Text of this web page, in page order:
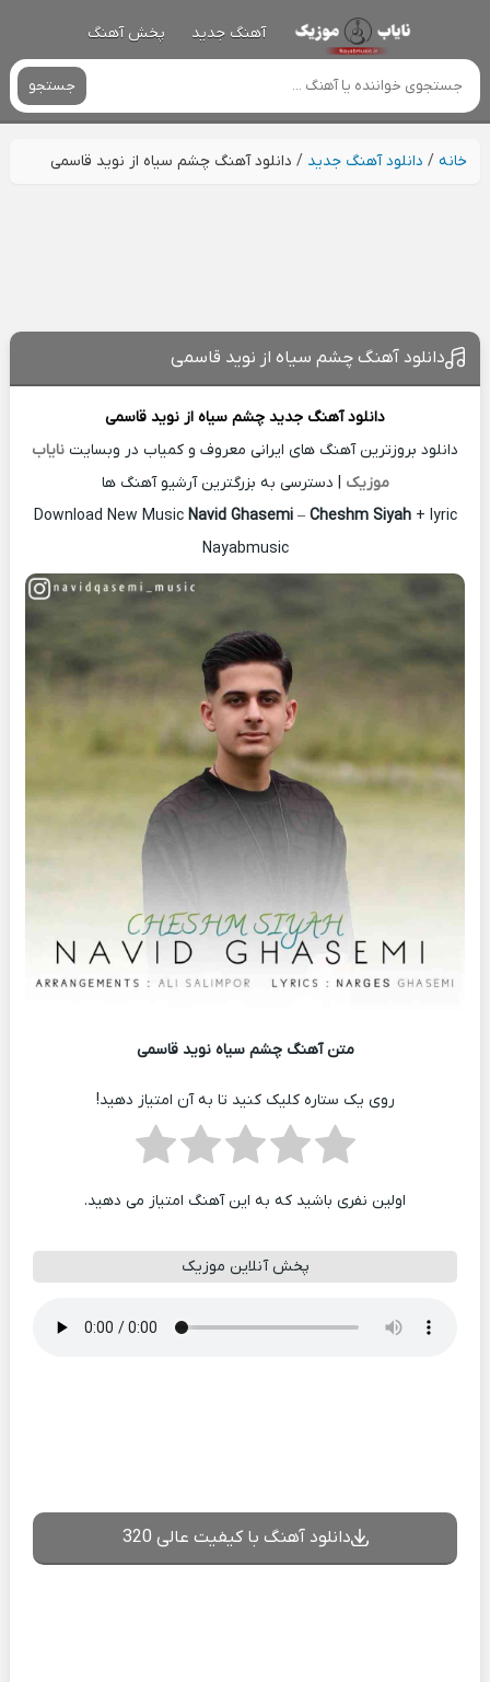
آهنگ جدید پخش آهنگ
جستجو
خانه/ دانلود آهنگ جدید / دانلود آهنگ چشم سیاه از نوید قاسمی
دانلود آهنگ چشم سیاه از نوید قاسمی
دانلود آهنگ جدید چشم سیاه از نوید قاسمی
دانلود بروزترین آهنگ های ایرانی معروف و کمیاب در وبسایت نایاب
موزیک | دسترسی به بزرگترین آرشیو آهنگ ها
Download New Music Navid Ghasemi– Cheshm Siyah+ lyric
Nayabmusic
متن آهنگ چشم سیاه نوید قاسمی
روی یک ستاره کلیک کنید تا به آن امتیاز دهید!
اولین نفری باشید که به این آهنگ امتیاز می دهید.
پخش آنلاین موزیک
دانلود آهنگ با کیفیت عالی 320